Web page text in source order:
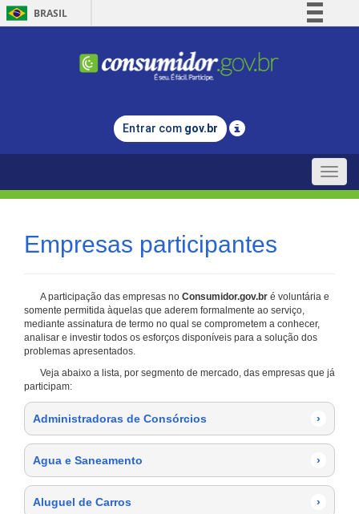
BRASIL
Comunica BR
Legislação
Entrar com gov.br
Toggle
Empresas participantes
A participação das empresas no Consumidor.gov.br é voluntária e
somente permitida àquelas que aderem formalmente ao serviço,
mediante assinatura de termo no qual se comprometem a conhecer,
analisar e investir todos os esforços disponíveis para a solução dos
problemas apresentados.
Veja abaixo a lista, por segmento de mercado, das empresas que já
participam:
Administradoras de Consórcios ›
Agua e Saneamento ›
Aluguel de Carros ›